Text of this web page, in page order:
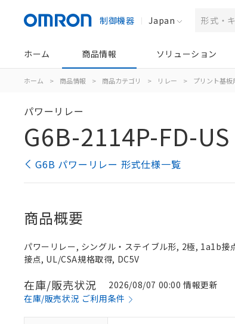
制御機器 Japan
ホーム 商品情報 ソリューション
ホーム > 商品情報 > 商品カテゴリ > リレー > プリント基板
パワーリレー
G6B-2114P-FD-US
G6B パワーリレー 形式仕様一覧
商品概要
パワーリレー, シングル・ステイブル形, 2極, 1a1b
接点, UL/CSA規格取得, DC5V
在庫/販売状況
2026/08/07 00:00 情報更新
在庫/販売状況 ご利用条件